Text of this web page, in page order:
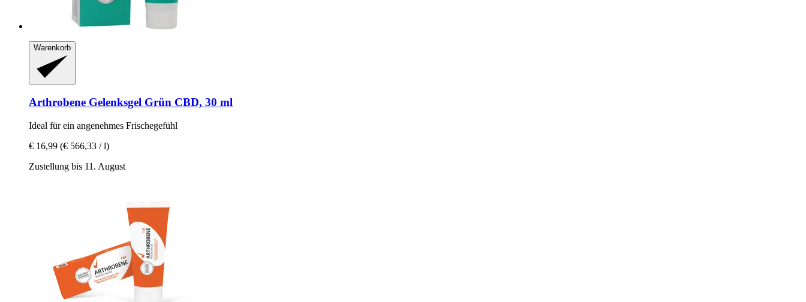
Warenkorb
Arthrobene Gelenksgel Grün CBD, 30 ml
Ideal für ein angenehmes Frischegefühl
€ 16,99 (€ 566,33 / l)
Zustellung bis 11. August